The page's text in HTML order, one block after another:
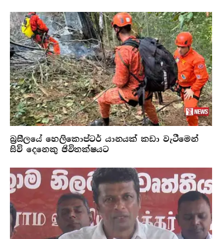
බ්‍රසීලයේ හෙලිකොප්ටර් යානයක් කඩා වැටීමෙන්
සිව් දෙනෙකු ජිවිතක්ෂයට